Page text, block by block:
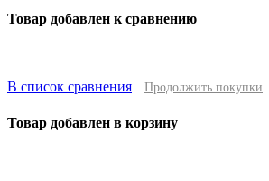
Товар добавлен к сравнению
В список сравнения Продолжить покупки
Товар добавлен в корзину